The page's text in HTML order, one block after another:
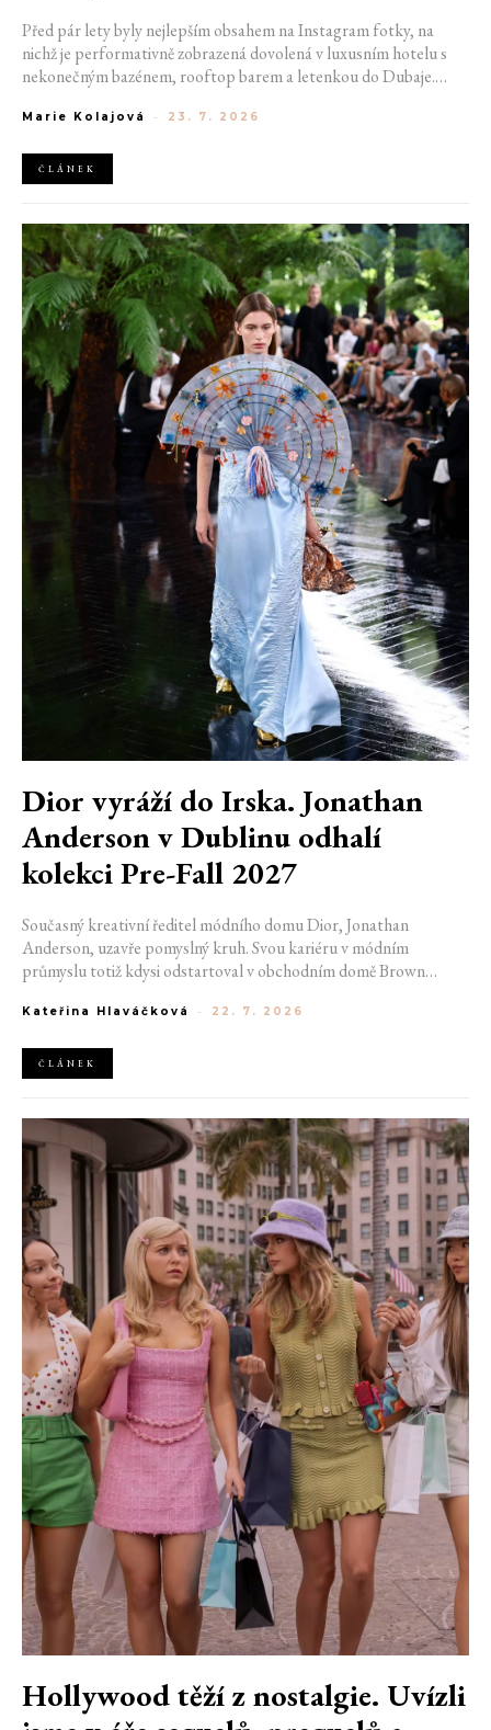
Před pár lety byly nejlepším obsahem na Instagram fotky, na
nichž je performativně zobrazená dovolená v luxusním hotelu s
nekonečným bazénem, rooftop barem a letenkou do Dubaje.
horách. Ranní koupání v lomu. Výlet vlakem na Šumavu.
Marie Kolajová - 23. 7. 2026
ČLÁNEK
Dior vyráží do Irska. Jonathan
Anderson v Dublinu odhalí
kolekci Pre-Fall 2027
Současný kreativní ředitel módního domu Dior, Jonathan
Anderson, uzavře pomyslný kruh. Svou kariéru v módním
průmyslu totiž kdysi odstartoval v obchodním domě Brown
jedné z největších luxusních značek světa. V prosinci totiž v
Fall 2027.
Kateřina Hlaváčková - 22. 7. 2026
ČLÁNEK
Hollywood těží z nostalgie. Uvízli